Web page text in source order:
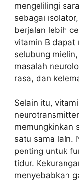
mengelilingi
sebagai
berjalan lebih
vitamin B dapat
selubung
masalah
rasa, dan
Selain itu,
memungkinkan
satu sama lain.
penting untuk
tidur.
menyebabkan